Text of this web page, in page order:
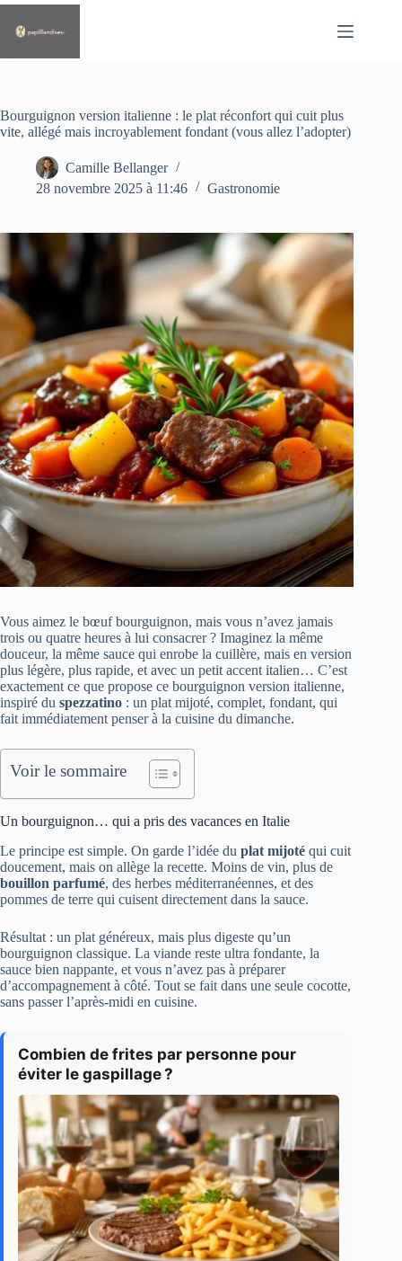
Passer
contenu
Bourguignon version italienne : le plat réconfort qui cuit plus
vite, allégé mais incroyablement fondant (vous allez l’adopter)
Camille Bellanger
28 novembre 2025 à 11:46
Gastronomie
Vous aimez le bœuf bourguignon, mais vous n’avez jamais
trois ou quatre heures à lui consacrer ? Imaginez la même
douceur, la même sauce qui enrobe la cuillère, mais en version
plus légère, plus rapide, et avec un petit accent italien… C’est
exactement ce que propose ce bourguignon version italienne,
inspiré du spezzatino : un plat mijoté, complet, fondant, qui
fait immédiatement penser à la cuisine du dimanche.
Voir le sommaire
Un bourguignon… qui a pris des vacances en Italie
Le principe est simple. On garde l’idée du plat mijoté qui cuit
doucement, mais on allège la recette. Moins de vin, plus de
bouillon parfumé, des herbes méditerranéennes, et des
pommes de terre qui cuisent directement dans la sauce.
Résultat : un plat généreux, mais plus digeste qu’un
bourguignon classique. La viande reste ultra fondante, la
sauce bien nappante, et vous n’avez pas à préparer
d’accompagnement à côté. Tout se fait dans une seule cocotte,
sans passer l’après-midi en cuisine.
Combien de frites par personne pour
éviter le gaspillage ?